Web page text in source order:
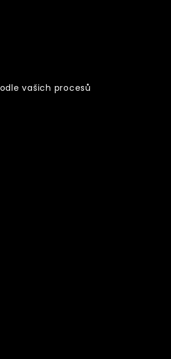
vašich procesů